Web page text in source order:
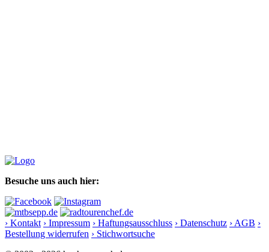
Besuche uns auch hier:
› Kontakt › Impressum › Haftungsausschluss › Datenschutz › AGB ›
Bestellung widerrufen › Stichwortsuche